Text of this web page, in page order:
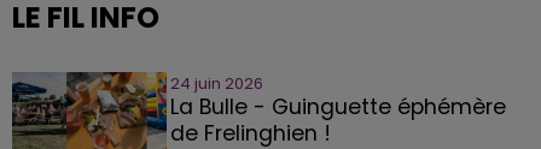
LE FIL INFO
24 juin 2026
La Bulle - Guinguette éphémère
de Frelinghien !